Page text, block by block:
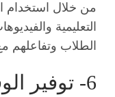
من خلال استخدام
التعليمية
الطلاب وتفاعلهم
6- توفير الوقت والجهد